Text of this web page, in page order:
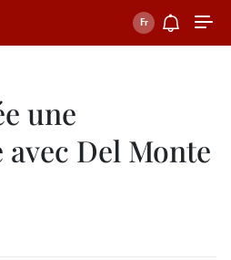
une
Del Monte